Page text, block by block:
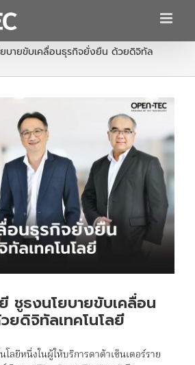
ยบายขับเคลื่อนธุรกิจยั่งยืน ด้วยดิจิทัล
ชูธงนโยบายขับเคลื่อน
ดิจิทัลเทคโนโลยี
ลยีหนึ่งในผู้ให้บริการดาต้าเซ็นเตอร์ราย